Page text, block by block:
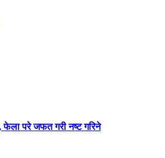
फेला परे जफत गरी नष्ट गरिने